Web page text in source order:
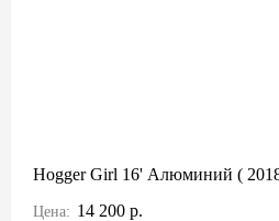
Hogger Girl 16' Алюминий (
Цена: 14 200 р.